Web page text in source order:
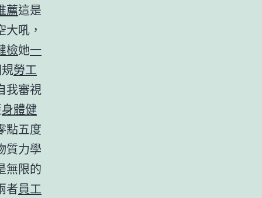
薦這是
大吼，
檢她一
勞工
我審視
身體健
點五度
質力學
無限的
者員工